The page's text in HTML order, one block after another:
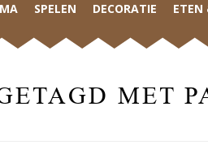
SPELEN DECORATIE ETEN
MET